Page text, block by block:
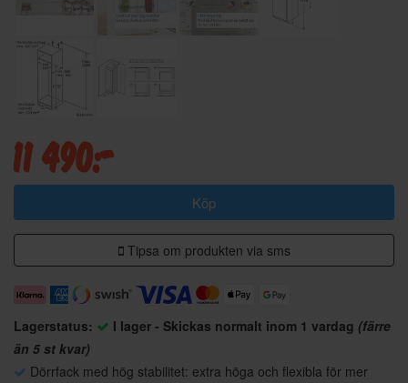
11 490:-
Köp
Tipsa om produkten via sms
Lagerstatus: I lager - Skickas normalt inom 1 vardag (färre
än 5 st kvar)
Dörrfack med hög stabilitet: extra höga och flexibla för mer